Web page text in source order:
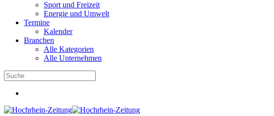
Sport und Freizeit
Energie und Umwelt
Termine
Kalender
Branchen
Alle Kategorien
Alle Unternehmen